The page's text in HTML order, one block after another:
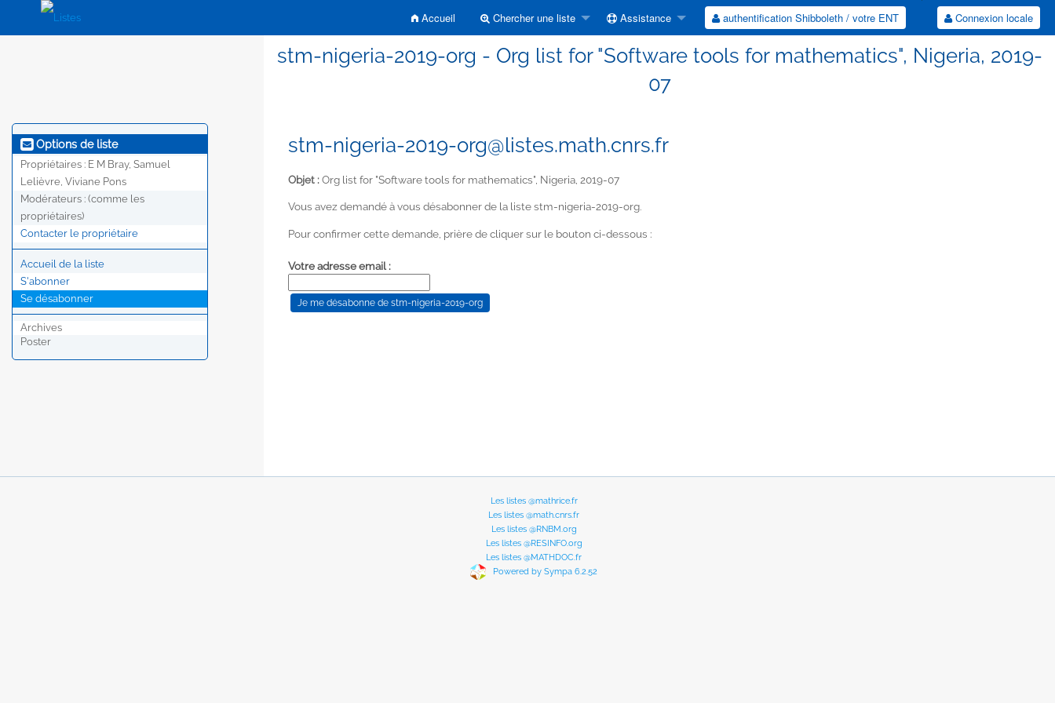
Accueil Chercher une liste Assistance authentification Shibboleth / votre ENT Connexion locale
stm-nigeria-2019-org - Org list for "Software tools for mathematics", Nigeria, 2019-
07
Options de liste
Propriétaires : E M Bray, Samuel
Lelièvre, Viviane Pons
Modérateurs : (comme les
propriétaires)
Contacter le propriétaire
Accueil de la liste
S'abonner
Se désabonner
Archives
Poster
stm-nigeria-2019-org@listes.math.cnrs.fr
Objet :Org list for "Software tools for mathematics", Nigeria, 2019-07
Vous avez demandé à vous désabonner de la liste stm-nigeria-2019-org.
Pour confirmer cette demande, prière de cliquer sur le bouton ci-dessous :
Votre adresse email :
Les listes @mathrice.fr
Les listes @math.cnrs.fr
Les listes @RNBM.org
Les listes @RESINFO.org
Les listes @MATHDOC.fr
Powered by Sympa 6.2.52